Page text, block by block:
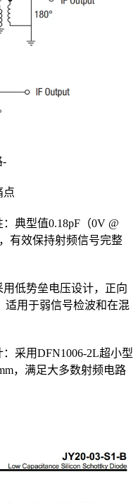
-
点
典型值0.18pF（0V @
有效保持射频信号完整
低势垒电压设计，正向
适用于弱信号检波和在混
采用DFN1006-2L超小型
，满足大多数射频电路